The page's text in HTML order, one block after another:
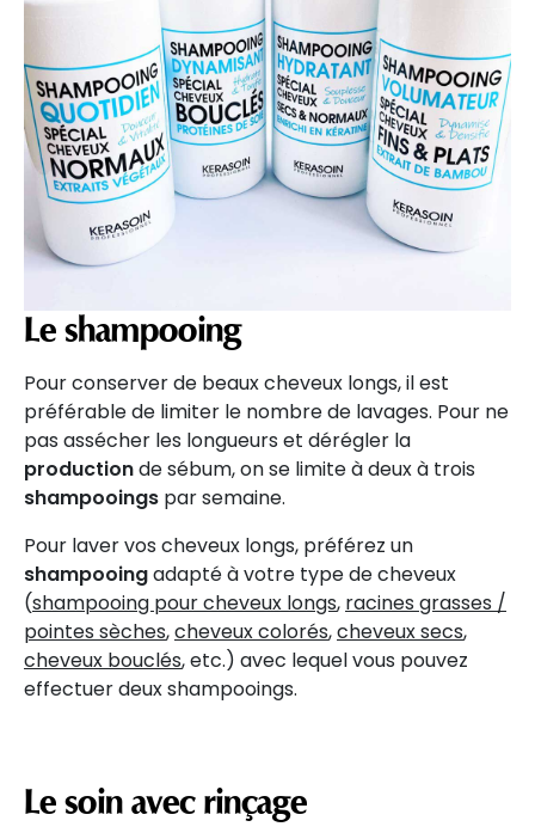
Le shampooing
Pour conserver de beaux cheveux longs, il est
préférable de limiter le nombre de lavages. Pour ne
pas assécher les longueurs et dérégler la
productionde sébum, on se limite à deux à trois
shampooings par semaine.
Pour laver vos cheveux longs, préférez un
shampooingadapté à votre type de cheveux
(shampooing pour cheveux longs, racines grasses /
pointes sèches,cheveux colorés,cheveux secs,
cheveux bouclés, etc.) avec lequel vous pouvez
effectuer deux shampooings.
Le soin avec rinçage